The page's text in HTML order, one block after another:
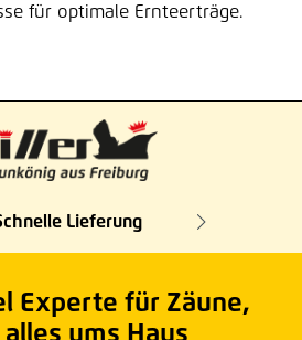
für optimale Ernteerträge.
Lieferung
Experte für Zäune,
ums Haus